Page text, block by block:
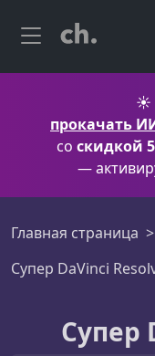
☀️
прокачать
со скидкой
—
Главная страница
Супер DaVinci
Супер